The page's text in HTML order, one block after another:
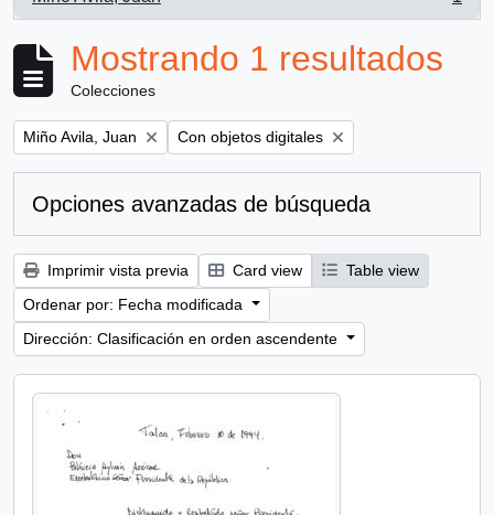
, 1 resultados
Mostrando 1 resultados
Colecciones
Remove filter:
Miño Avila, Juan Remove filter:
Con objetos digitales
Opciones avanzadas de búsqueda
Imprimir vista previa Card view
Table view
Ordenar por: Fecha modificada
Dirección: Clasificación en orden ascendente